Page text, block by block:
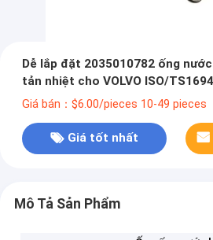
Dễ lắp đặt 2035010782 ống
tản nhiệt cho VOLVO ISO/
Giá bán：$6.00/pieces 10-49 pieces
Giá tốt nhất
Mô Tả Sản Phẩm